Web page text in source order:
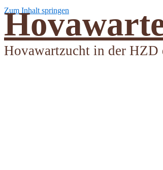
Zum Inhalt springen
Hovawartzucht in der HZD